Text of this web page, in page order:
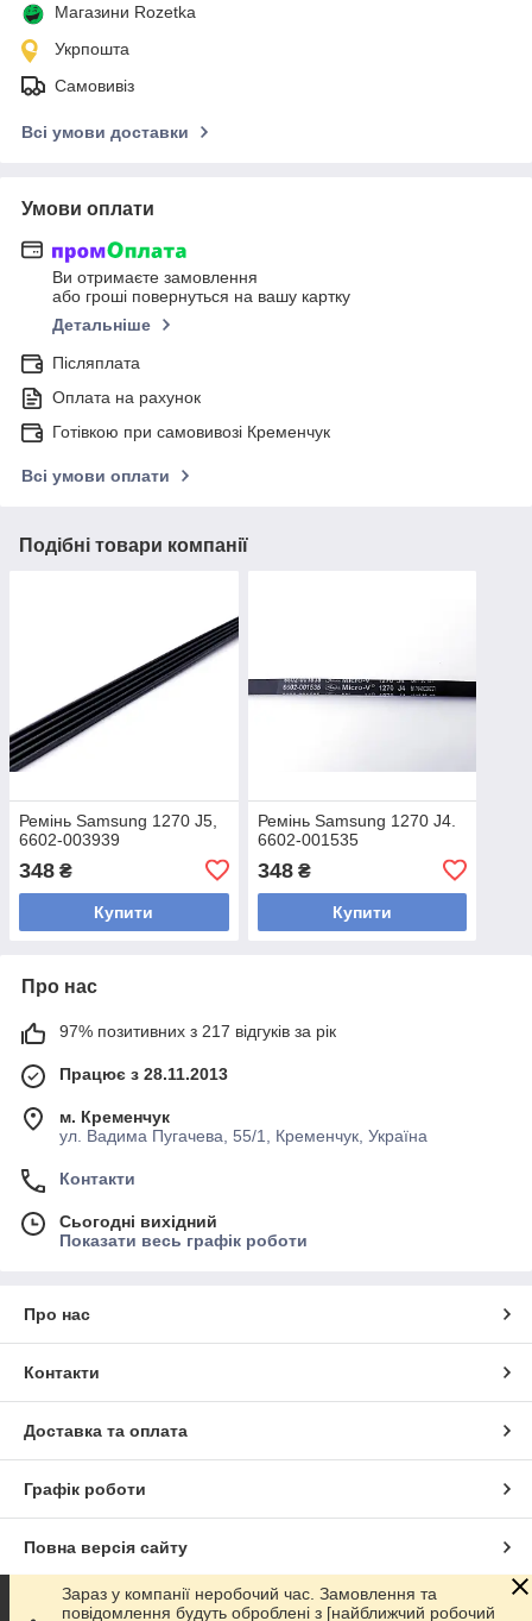
Магазини Rozetka
Укрпошта
Самовивіз
Всі умови доставки
Умови оплати
Ви отримаєте замовлення
або гроші повернуться на вашу картку
Детальніше
Післяплата
Оплата на рахунок
Готівкою при самовивозі Кременчук
Всі умови оплати
Подібні товари компанії
Ремінь Samsung 1270 J5,
6602-003939
348 ₴
Купити
Ремінь Samsung 1270 J4.
6602-001535
348₴
Купити
Про нас
97% позитивних з 217 відгуків за рік
Працює з 28.11.2013
м. Кременчук
ул. Вадима Пугачева, 55/1, Кременчук, Україна
Контакти
Сьогодні вихідний
Показати весь графік роботи
Про нас
Контакти
Доставка та оплата
Графік роботи
Повна версія сайту
Сайт створено на маркетплейсіProm.ua
Зараз у компанії неробочий час. Замовлення та
повідомлення будуть оброблені з [найближчий робочий